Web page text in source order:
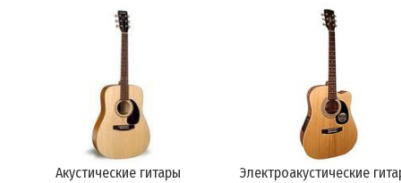
Акустические гитары Электроакустические